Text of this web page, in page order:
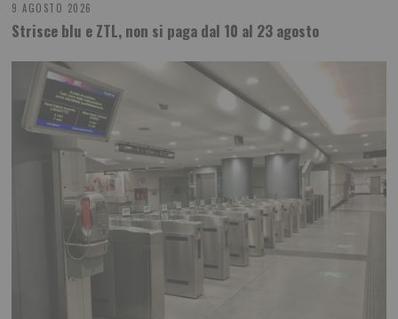
9 AGOSTO 2026
Strisce blu e ZTL, non si paga dal 10 al 23 agosto